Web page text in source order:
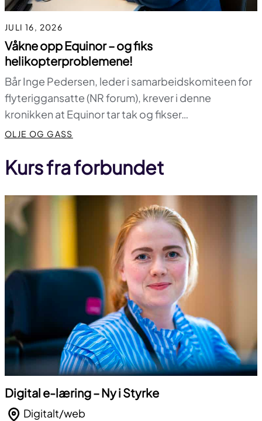
JULI 16, 2026
Våkne opp Equinor – og fiks
helikopterproblemene!
Bår Inge Pedersen, leder i samarbeidskomiteen for
flyteriggansatte (NR forum), krever i denne
kronikken at Equinor tar tak og fikser…
OLJE OG GASS
Kurs fra forbundet
Digital e-læring – Ny i Styrke
Digitalt/web